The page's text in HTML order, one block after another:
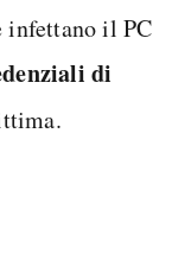
infettano il PC
di